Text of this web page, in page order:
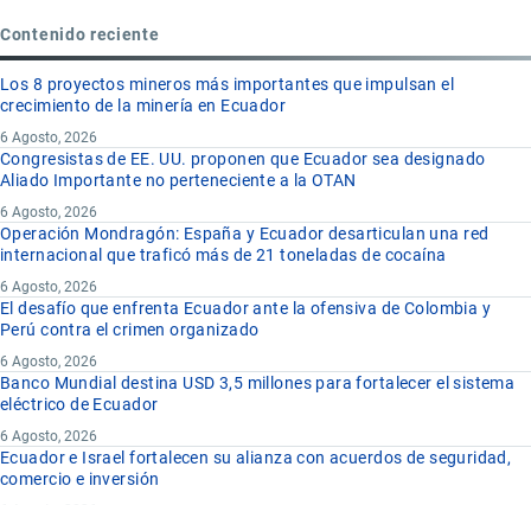
Contenido reciente
Los 8 proyectos mineros más importantes que impulsan el
crecimiento de la minería en Ecuador
6 Agosto, 2026
Congresistas de EE. UU. proponen que Ecuador sea designado
Aliado Importante no perteneciente a la OTAN
6 Agosto, 2026
Operación Mondragón: España y Ecuador desarticulan una red
internacional que traficó más de 21 toneladas de cocaína
6 Agosto, 2026
El desafío que enfrenta Ecuador ante la ofensiva de Colombia y
Perú contra el crimen organizado
6 Agosto, 2026
Banco Mundial destina USD 3,5 millones para fortalecer el sistema
eléctrico de Ecuador
6 Agosto, 2026
Ecuador e Israel fortalecen su alianza con acuerdos de seguridad,
comercio e inversión